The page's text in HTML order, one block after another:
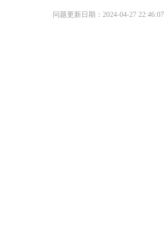
问题更新日期：2024-04-27 22:46:07